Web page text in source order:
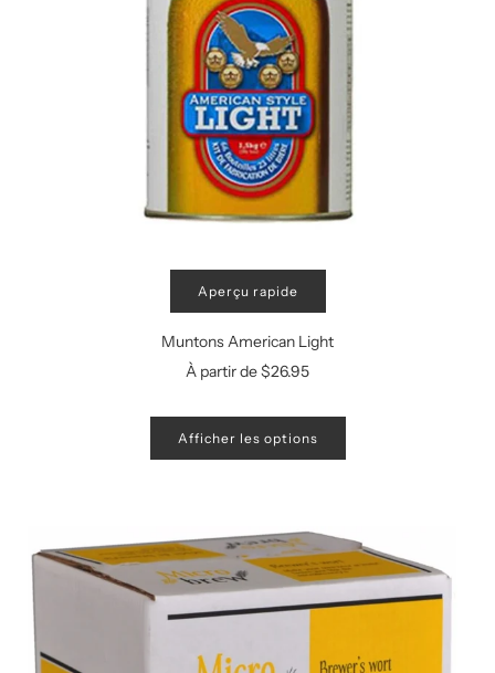
Aperçu rapide
Muntons American Light
À partir de$26.95
Afficher les options